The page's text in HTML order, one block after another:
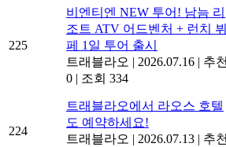
225
비엔티엔 NEW 투어! 남늠 리
조트 ATV 어드벤처 + 런치 뷔
페 1일 투어 출시
트래블라오 | 2026.07.16 | 추천
0 | 조회 334
224
트래블라오에서 라오스 호텔
도 예약하세요!
트래블라오 | 2026.07.13 | 추천